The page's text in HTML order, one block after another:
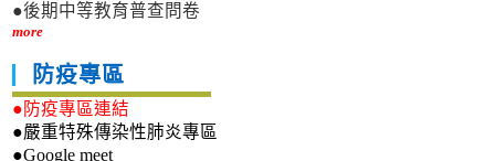
●後期中等教育普查問卷
more
防疫專區
●防疫專區連結
●嚴重特殊傳染性肺炎專區
●Google meet